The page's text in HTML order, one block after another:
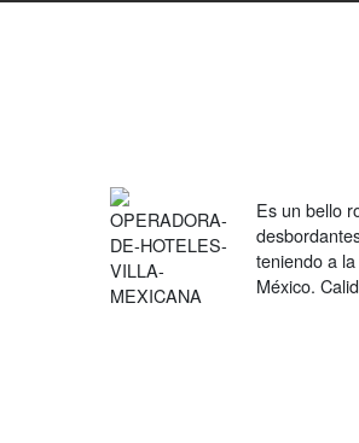
Es un bello
teniendo a
México.